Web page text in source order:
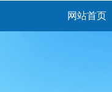
网站首页